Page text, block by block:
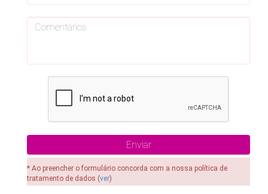
* Ao preencher o formulário concorda com a nossa política de
tratamento de dados (ver)